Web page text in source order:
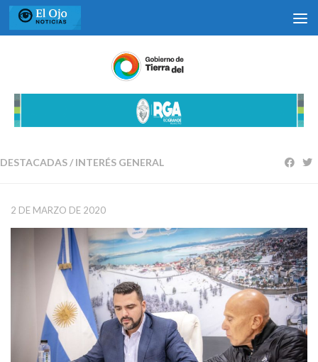
Saltar al contenido
DESTACADAS/ INTERÉS GENERAL
2 DE MARZO DE 2020